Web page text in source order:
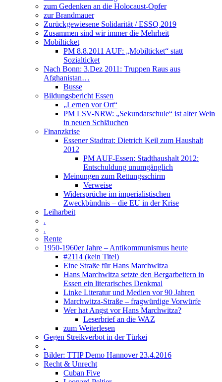
zum Gedenken an die Holocaust-Opfer
zur Brandmauer
Zurückgewiesene Solidarität / ESSQ 2019
Zusammen sind wir immer die Mehrheit
Mobilticket
PM 8.8.2011 AUF: „Mobilticket“ statt
Sozialticket
Nach Bonn: 3.Dez 2011: Truppen Raus aus
Afghanistan…
Busse
Bildungsbericht Essen
„Lernen vor Ort“
PM LSV-NRW: „Sekundarschule“ ist alter Wein
in neuen Schläuchen
Finanzkrise
Essener Stadtrat: Dietrich Keil zum Haushalt
2012
PM AUF-Essen: Stadthaushalt 2012:
Entschuldung unumgänglich
Meinungen zum Rettungsschirm
Verweise
Widersprüche im imperialistischen
Zweckbündnis – die EU in der Krise
Leiharbeit
.
.
Rente
1950-1960er Jahre – Antikommunismus heute
#2114 (kein Titel)
Eine Straße für Hans Marchwitza
Hans Marchwitza setzte den Bergarbeitern in
Essen ein literarisches Denkmal
Linke Literatur und Medien vor 90 Jahren
Marchwitza-Straße – fragwürdige Vorwürfe
Wer hat Angst vor Hans Marchwitza?
Leserbrief an die WAZ
zum Weiterlesen
Gegen Streikverbot in der Türkei
.
Bilder: TTIP Demo Hannover 23.4.2016
Recht & Unrecht
Cuban Five